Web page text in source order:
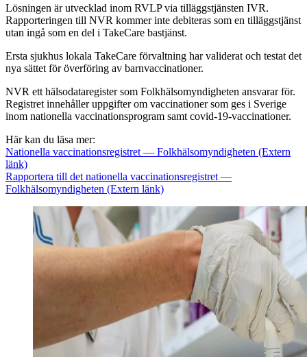
Lösningen är utvecklad inom RVLP via tilläggstjänsten IVR.
Rapporteringen till NVR kommer inte debiteras som en tilläggstjänst
utan ingå som en del i TakeCare bastjänst.
Ersta sjukhus lokala TakeCare förvaltning har validerat och testat det
nya sättet för överföring av barnvaccinationer.
NVR ett hälsodataregister som Folkhälsomyndigheten ansvarar för.
Registret innehåller uppgifter om vaccinationer som ges i Sverige
inom nationella vaccinationsprogram samt covid-19-vaccinationer.
Här kan du läsa mer:
Nationella vaccinationsregistret — Folkhälsomyndigheten (Extern
länk)
Rapportera till det nationella vaccinationsregistret —
Folkhälsomyndigheten (Extern länk)